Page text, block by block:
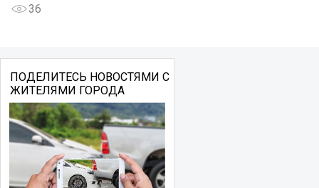
36
ПОДЕЛИТЕСЬ НОВОСТЯМИ С
ЖИТЕЛЯМИ ГОРОДА